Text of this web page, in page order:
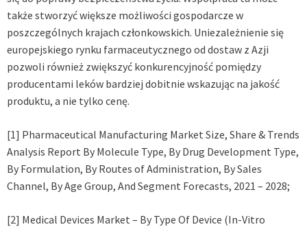
także stworzyć większe możliwości gospodarcze w
poszczególnych krajach członkowskich. Uniezależnienie się
europejskiego rynku farmaceutycznego od dostaw z Azji
pozwoli również zwiększyć konkurencyjność pomiędzy
producentami leków bardziej dobitnie wskazując na jakość
produktu, a nie tylko cenę.
[1] Pharmaceutical Manufacturing Market Size, Share & Trends
Analysis Report By Molecule Type, By Drug Development Type,
By Formulation, By Routes of Administration, By Sales
Channel, By Age Group, And Segment Forecasts, 2021 – 2028;
[2] Medical Devices Market – By Type Of Device (In-Vitro